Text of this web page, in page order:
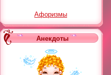
Афоризмы
Анекдоты